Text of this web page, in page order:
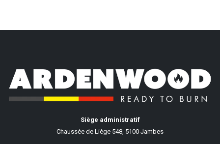
Siège administratif
Chaussée de Liège 548, 5100 Jambes